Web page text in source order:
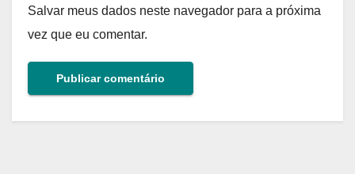
Salvar meus dados neste navegador para a próxima
vez que eu comentar.